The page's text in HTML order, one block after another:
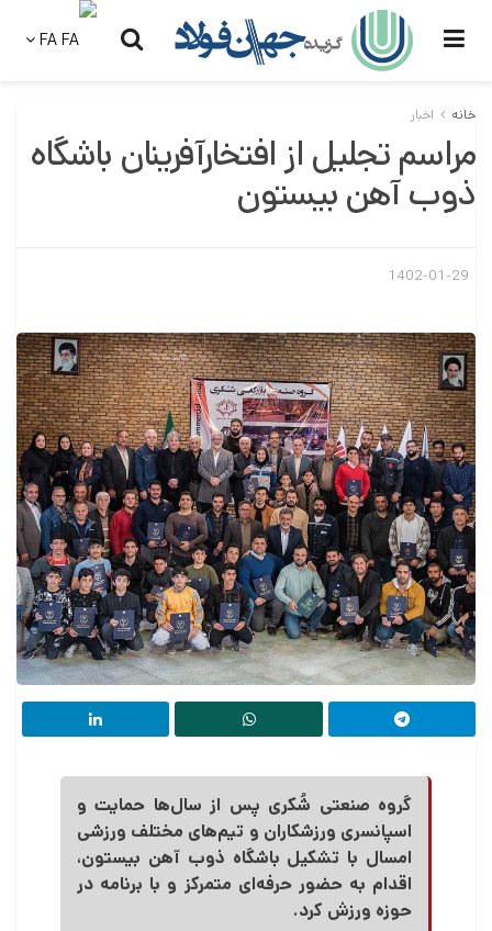
FA
خانه اخبار
مراسم تجلیل از افتخارآفرینان باشگاه
ذوب آهن بیستون
1402-01-29
گروه صنعتی شُکری پس از سال‌ها حمایت و
اسپانسری ورزشکاران و تیم‌های مختلف ورزشی
امسال با تشکیل باشگاه ذوب آهن بیستون،
اقدام به حضور حرفه‌ای متمرکز و با برنامه در
حوزه ورزش کرد.